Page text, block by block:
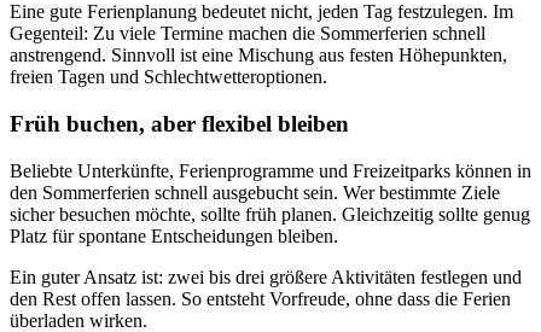
Eine gute Ferienplanung bedeutet nicht, jeden Tag festzulegen. Im
Gegenteil: Zu viele Termine machen die Sommerferien schnell
anstrengend. Sinnvoll ist eine Mischung aus festen Höhepunkten,
freien Tagen und Schlechtwetteroptionen.
Früh buchen, aber flexibel bleiben
Beliebte Unterkünfte, Ferienprogramme und Freizeitparks können in
den Sommerferien schnell ausgebucht sein. Wer bestimmte Ziele
sicher besuchen möchte, sollte früh planen. Gleichzeitig sollte genug
Platz für spontane Entscheidungen bleiben.
Ein guter Ansatz ist: zwei bis drei größere Aktivitäten festlegen und
den Rest offen lassen. So entsteht Vorfreude, ohne dass die Ferien
überladen wirken.